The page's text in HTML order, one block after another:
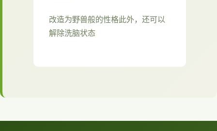
改造为野兽般的性格此外，还可以
解除洗脑状态